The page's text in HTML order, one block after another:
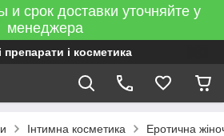
и срок доставки уточняйте у
менеджера
препарати і косметика
Інтимна косметика Еротична